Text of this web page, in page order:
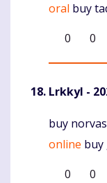
oral buy
0
0
Lrkkyl -
buy
online buy
0
0